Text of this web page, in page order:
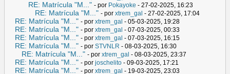
RE: Matrícula "M..." - por Pokayoke - 27-02-2025, 16:23
RE: Matrícula "M..." - por xtrem_gal - 27-02-2025, 17:04
RE: Matrícula "M..." - por xtrem_gal - 05-03-2025, 19:28
RE: Matrícula "M..." - por xtrem_gal - 07-03-2025, 00:33
RE: Matrícula "M..." - por xtrem_gal - 07-03-2025, 16:15
RE: Matrícula "M..." - por STVNLR - 08-03-2025, 16:30
RE: Matrícula "M..." - por xtrem_gal - 08-03-2025, 23:37
RE: Matrícula "M..." - por joschelito - 09-03-2025, 17:21
RE: Matrícula "M..." - por xtrem_gal - 19-03-2025, 23:03